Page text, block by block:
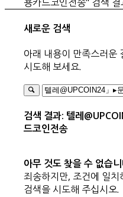
새로운 검색
아래 내용이 만족스러운
시도해 보세요.
검색 결과: 텔레
드코인전송
아무 것도 찾을 수 없습
죄송하지만, 조건에 일
검색을 시도해 주십시오.